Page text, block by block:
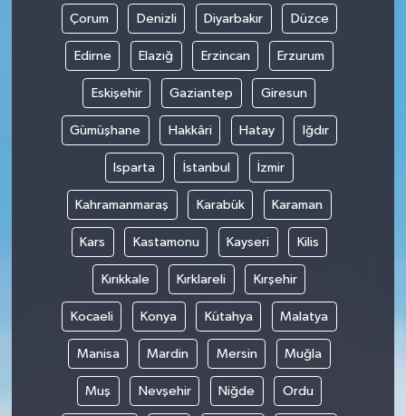
Çorum Denizli Diyarbakır Düzce
Edirne Elazığ Erzincan Erzurum
Eskişehir Gaziantep Giresun
Gümüşhane Hakkâri Hatay Iğdır
Isparta İstanbul İzmir
Kahramanmaraş Karabük Karaman
Kars Kastamonu Kayseri Kilis
Kırıkkale Kırklareli Kırşehir
Kocaeli Konya Kütahya Malatya
Manisa Mardin Mersin Muğla
Muş Nevşehir Niğde Ordu